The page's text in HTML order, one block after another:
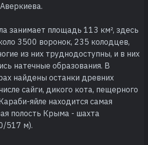
занимает площадь 113 км², здесь
3500 воронок, 235 колодцев,
из них труднодоступны, и в них
натечные образования. В
найдены останки древних
сайги, дикого кота, пещерного
яйле находится самая
полость Крыма - шахта
517 м).